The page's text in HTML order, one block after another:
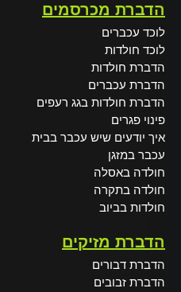
הדברת מכרסמים
לוכד עכברים
לוכד חולדות
הדברת חולדות
הדברת עכברים
הדברת חולדות בגג רעפים
פינוי פגרים
איך יודעים שיש עכבר בבית
עכבר במזגן
חולדה באסלה
חולדה בתקרה
חולדות בביוב
הדברת מזיקים
הדברת דבורים
הדברת זבובים